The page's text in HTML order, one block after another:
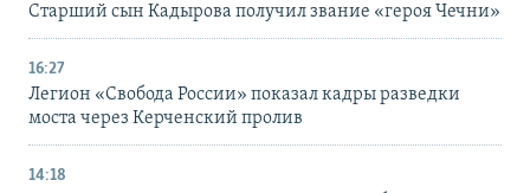
Старший сын Кадырова получил звание «героя Чечни»
16:27
Легион «Свобода России» показал кадры разведки
моста через Керченский пролив
14:18